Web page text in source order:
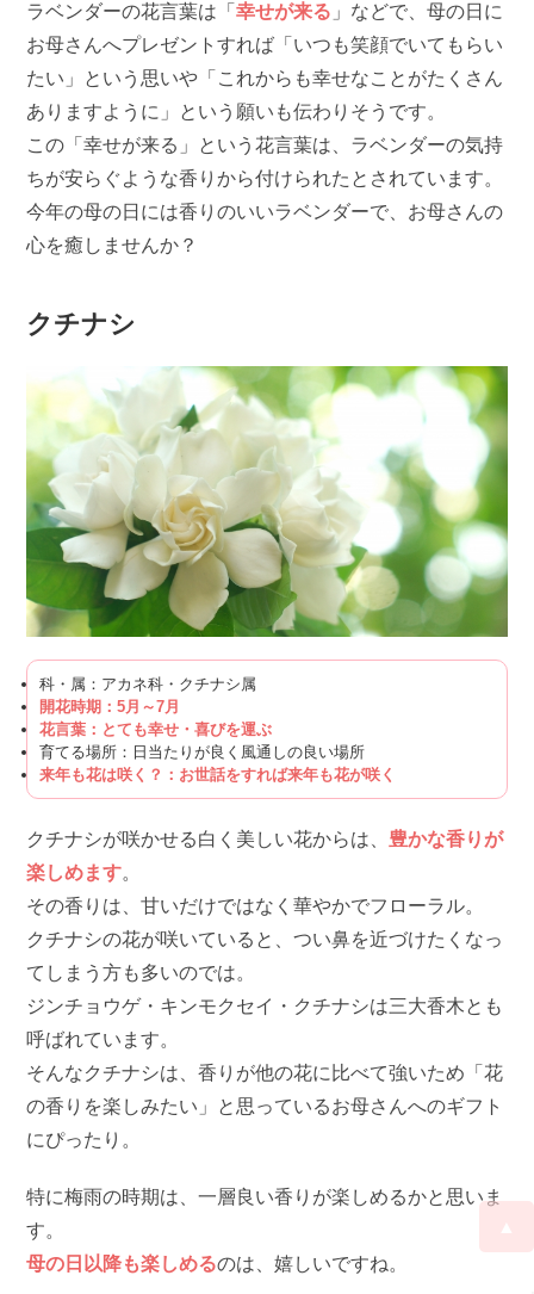
ラベンダーの花言葉は「幸せが来る 」などで、母の日に
お母さんへプレゼントすれば「いつも笑顔でいてもらい
たい」という思いや「これからも幸せなことがたくさん
ありますように」という願いも伝わりそうです。
この「幸せが来る」という花言葉は、ラベンダーの気持
ちが安らぐような香りから付けられたとされています。
今年の母の日には香りのいいラベンダーで、お母さんの
心を癒しませんか？
クチナシ
科・属：アカネ科・クチナシ属
開花時期：5月～7月
花言葉：とても幸せ・喜びを運ぶ
育てる場所：日当たりが良く風通しの良い場所
来年も花は咲く？：お世話をすれば来年も花が咲く
クチナシが咲かせる白く美しい花からは、 豊かな香りが
楽しめます。
その香りは、甘いだけではなく華やかでフローラル。
クチナシの花が咲いていると、つい鼻を近づけたくなっ
てしまう方も多いのでは。
ジンチョウゲ・キンモクセイ・クチナシは三大香木とも
呼ばれています。
そんなクチナシは、香りが他の花に比べて強いため「花
の香りを楽しみたい」と思っているお母さんへのギフト
にぴったり。
特に梅雨の時期は、一層良い香りが楽しめるかと思いま
す。
母の日以降も楽しめるのは、嬉しいですね。